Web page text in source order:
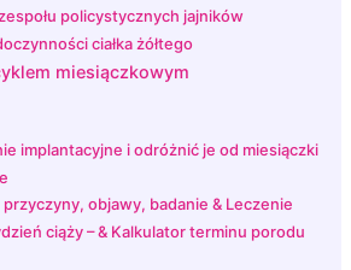
policystycznych jajników
ciałka żółtego
miesiączkowym
implantacyjne i odróżnić je od miesiączki
przyczyny, objawy, badanie & Leczenie
ciąży – & Kalkulator terminu porodu